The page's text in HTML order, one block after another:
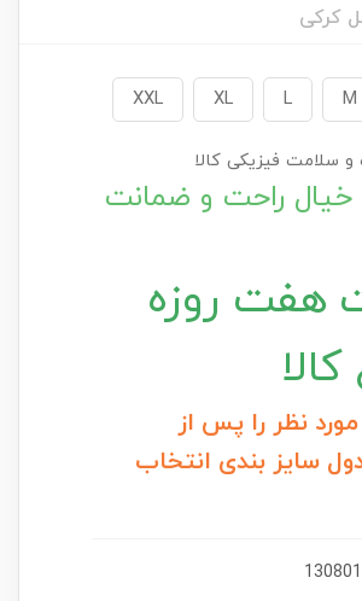
کرکی
M
L
XL
XXL
و سلامت فیزیکی کالا
خیال راحت و ضمانت
هفت روزه
نظر را پس از
سایز بندی انتخاب